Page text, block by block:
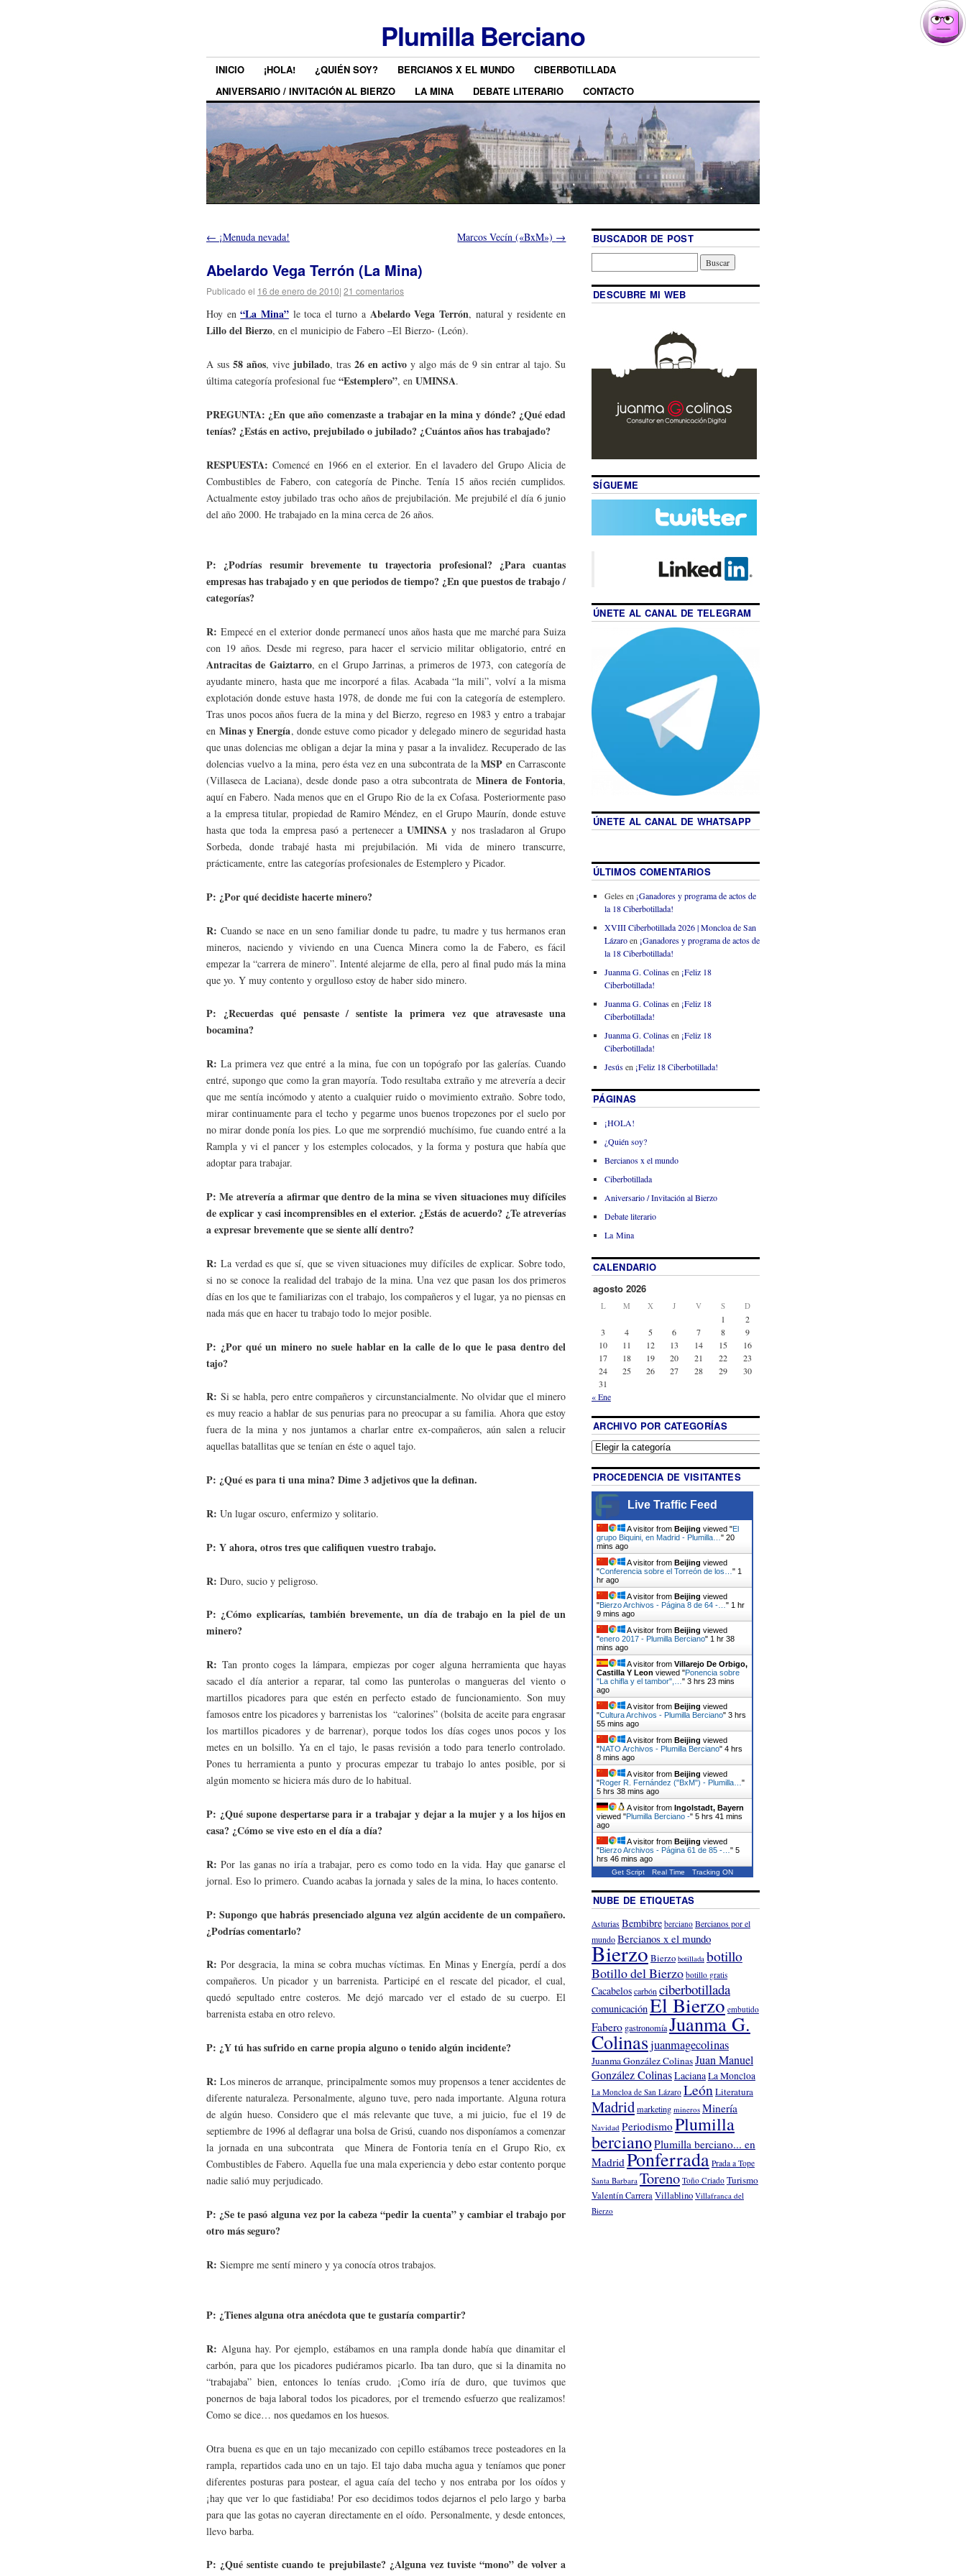
Plumilla Berciano
INICIO ¡HOLA! ¿QUIÉN SOY? BERCIANOS X EL MUNDO
CIBERBOTILLADA
ANIVERSARIO / INVITACIÓN AL BIERZO
LA MINA DEBATE LITERARIO CONTACTO
← ¡Menuda nevada! Marcos Vecín («BxM») →
Abelardo Vega Terrón (La Mina)
Publicado el 16 de enero de 2010| 21 comentarios
Hoy en“La Mina”le toca el turno a Abelardo Vega Terrón, natural y residente en
Lillo del Bierzo, en el municipio de Fabero –El Bierzo- (León).
A sus 58 años, vive jubilado, tras 26 en activoy algo más de 9 sin entrar al tajo. Su
última categoría profesional fue “Estemplero”, en UMINSA.
PREGUNTA: ¿En que año comenzaste a trabajar en la mina y dónde? ¿Qué edad
tenías? ¿Estás en activo, prejubilado o jubilado? ¿Cuántos años has trabajado?
RESPUESTA: Comencé en 1966 en el exterior. En el lavadero del Grupo Alicia de
Combustibles de Fabero, con categoría de Pinche. Tenía 15 años recién cumplidos.
Actualmente estoy jubilado tras ocho años de prejubilación. Me prejubilé el día 6 junio
del año 2000. He trabajado en la mina cerca de 26 años.
P: ¿Podrías resumir brevemente tu trayectoria profesional? ¿Para cuantas
empresas has trabajado y en que periodos de tiempo? ¿En que puestos de trabajo /
categorías?
R: Empecé en el exterior donde permanecí unos años hasta que me marché para Suiza
con 19 años. Desde mi regreso, para hacer el servicio militar obligatorio, entré en
Antracitas de Gaiztarro, en el Grupo Jarrinas, a primeros de 1973, con categoría de
ayudante minero, hasta que me incorporé a filas. Acabada “la mili”, volví a la misma
explotación donde estuve hasta 1978, de donde me fui con la categoría de estemplero.
Tras unos pocos años fuera de la mina y del Bierzo, regreso en 1983 y entro a trabajar
en Minas y Energía, donde estuve como picador y delegado minero de seguridad hasta
que unas dolencias me obligan a dejar la mina y pasar a la invalidez. Recuperado de las
dolencias vuelvo a la mina, pero ésta vez en una subcontrata de laMSP en Carrasconte
(Villaseca de Laciana), desde donde paso a otra subcontrata de Minera de Fontoria,
aquí en Fabero. Nada menos que en el Grupo Rio de la ex Cofasa. Posteriormente paso
a la empresa titular, propiedad de Ramiro Méndez, en el Grupo Maurín, donde estuve
hasta que toda la empresa pasó a pertenecer aUMINSA y nos trasladaron al Grupo
Sorbeda, donde trabajé hasta mi prejubilación. Mi vida de minero transcurre,
prácticamente, entre las categorías profesionales de Estemplero y Picador.
P: ¿Por qué decidiste hacerte minero?
R:Cuando se nace en un seno familiar donde tu padre, tu madre y tus hermanos eran
mineros, naciendo y viviendo en una Cuenca Minera como la de Fabero, es fácil
empezar la “carrera de minero”. Intenté alejarme de ella, pero al final pudo más la mina
que yo. Y muy contento y orgulloso estoy de haber sido minero.
P: ¿Recuerdas qué pensaste / sentiste la primera vez que atravesaste una
bocamina?
R:La primera vez que entré a la mina, fue con un topógrafo por las galerías. Cuando
entré, supongo que como la gran mayoría. Todo resultaba extraño y me atrevería a decir
que me sentía incómodo y atento a cualquier ruido o movimiento extraño. Sobre todo,
mirar continuamente para el techo y pegarme unos buenos tropezones por el suelo por
no mirar donde ponía los pies. Lo que me sorprendió muchísimo, fue cuando entré a la
Rampla y vi el pancer y los estemples colocados, y la forma y postura que había que
adoptar para trabajar.
P: Me atrevería a afirmar que dentro de la mina se viven situaciones muy difíciles
de explicar y casi incomprensibles en el exterior. ¿Estás de acuerdo? ¿Te atreverías
a expresar brevemente que se siente allí dentro?
R: La verdad es que sí, que se viven situaciones muy difíciles de explicar. Sobre todo,
si no se conoce la realidad del trabajo de la mina. Una vez que pasan los dos primeros
días en los que te familiarizas con el trabajo, los compañeros y el lugar, ya no piensas en
nada más que en hacer tu trabajo todo lo mejor posible.
P: ¿Por qué un minero no suele hablar en la calle de lo que le pasa dentro del
tajo?
R: Si se habla, pero entre compañeros y circunstancialmente. No olvidar que el minero
es muy reacio a hablar de sus penurias para no preocupar a su familia. Ahora que estoy
fuera de la mina y nos juntamos a charlar entre ex-compañeros, aún salen a relucir
aquellas batallitas que se tenían en éste o aquel tajo.
P: ¿Qué es para ti una mina? Dime 3 adjetivos que la definan.
R: Un lugar oscuro, enfermizo y solitario.
P: Y ahora, otros tres que califiquen vuestro trabajo.
R: Duro, sucio y peligroso.
P: ¿Cómo explicarías, también brevemente, un día de trabajo en la piel de un
minero?
R: Tan pronto coges la lámpara, empiezas por coger alguna herramienta que hayas
sacado el día anterior a reparar, tal como las punterolas o mangueras del viento o
martillos picadores para que estén en perfecto estado de funcionamiento. Son muy
famosos entre los picadores y barrenistas los “calorines” (bolsita de aceite para engrasar
los martillos picadores y de barrenar), porque todos los días coges unos pocos y los
metes en un bolsillo. Ya en el tajo, le pasas revisión a todo para tenerlo controlado.
Pones tu herramienta a punto y procuras empezar tu trabajo lo antes posible, por si
algún momento se hiciera más duro de lo habitual.
P: ¿Qué supone despertarse para ir a trabajar y dejar a la mujer y a los hijos en
casa? ¿Cómo se vive esto en el día a día?
R: Por las ganas no iría a trabajar, pero es como todo en la vida. Hay que ganarse el
jornal. Eso lo primero. Cuando acabas la jornada y sales de la mina, lo haces contento.
P: Supongo que habrás presenciado alguna vez algún accidente de un compañero.
¿Podrías comentarlo?
R:Por desgracia, la mina se cobra muchas víctimas. En Minas y Energía, perdí a dos
compañeros. Un picador y un barrenista. Participé en el rescate del picador, el cual,
quedó sepultado entre costeros. Me dejó marcado ver el estado de su cuerpo. El
barrenista estaba en otro relevo.
P: ¿Y tú has sufrido en carne propia alguno o tenido algún incidente?
R:Los mineros de arranque, principalmente somos muy propensos a tener accidentes de
diferente naturaleza. Personalmente, alguno tuve, pero nada importante. Alguna rotura
de algún hueso. Considero que el más relevante que tuve, a mi juicio, fue el 19 de
septiembre de 1996 al deflagrar una bolsa de Grisú, cuando nos disponíamos a comenzar
la jornada en una subcontrata que Minera de Fontoria tenía en el Grupo Rio, ex
Combustibles de Fabero. Aquella fue una mala experiencia y debo estar contento porque
nadie salió muy perjudicado.
P: ¿Se te pasó alguna vez por la cabeza “pedir la cuenta” y cambiar el trabajo por
otro más seguro?
R: Siempre me sentí minero y ya conocía otros trabajos.
P: ¿Tienes alguna otra anécdota que te gustaría compartir?
R: Alguna hay. Por ejemplo, estábamos en una rampla donde había que dinamitar el
carbón, para que los picadores pudiéramos picarlo. Iba tan duro, que si la dinamita no
“trabajaba” bien, entonces lo tenías crudo. ¡Como iría de duro, que tuvimos que
ponernos de baja laboral todos los picadores, por el tremendo esfuerzo que realizamos!
Como se dice… nos quedamos en los huesos.
Otra buena es que en un tajo mecanizado con cepillo estábamos trece posteadores en la
rampla, repartidos cada uno en un tajo. El tajo daba mucha agua y teníamos que poner
diferentes posturas para postear, el agua caía del techo y nos entraba por los oídos y
¡hay que ver lo que fastidiaba! Por eso decidimos todos dejarnos el pelo largo y barba
para que las gotas no cayeran directamente en el oído. Personalmente, y desde entonces,
llevo barba.
P: ¿Qué sentiste cuando te prejubilaste? ¿Alguna vez tuviste “mono” de volver a
BUSCADOR DE POST
DESCUBRE MI WEB
SÍGUEME
ÚNETE AL CANAL DE TELEGRAM
ÚNETE AL CANAL DE WHATSAPP
ÚLTIMOS COMENTARIOS
Geles en ¡Ganadores y programa de actos de
la 18 Ciberbotillada!
XVIII Ciberbotillada 2026 | Moncloa de San
Lázaroen ¡Ganadores y programa de actos de
la 18 Ciberbotillada!
Juanma G. Colinasen ¡Feliz 18
Ciberbotillada!
Juanma G. Colinasen ¡Feliz 18
Ciberbotillada!
Juanma G. Colinasen ¡Feliz 18
Ciberbotillada!
Jesúsen ¡Feliz 18 Ciberbotillada!
PÁGINAS
¡HOLA!
¿Quién soy?
Bercianos x el mundo
Ciberbotillada
Aniversario / Invitación al Bierzo
Debate literario
La Mina
CALENDARIO
agosto 2026
L M X J V S D
1
2
3
4 5 6 7 8
9
10
11 12 13 14 15
16
17
18 19 20 21 22
23
24
25 26 27 28 29
30
31
« Ene
ARCHIVO POR CATEGORÍAS
PROCEDENCIA DE VISITANTES
Live Traffic Feed
A visitor from Beijing viewed "El
grupo Biquini, en Madrid - Plumilla… " 20
mins ago
A visitor from Beijing viewed
"Conferencia sobre el Torreón de los… " 1
hr ago
A visitor from Beijing viewed
"Bierzo Archivos - Página 8 de 64 -… " 1 hr
9 mins ago
A visitor from Beijing viewed
"enero 2017 - Plumilla Berciano" 1 hr 38
mins ago
A visitor from Villarejo De Orbigo,
Castilla Y Leon viewed "Ponencia sobre
"La chifla y el tambor",… " 3 hrs 23 mins
ago
A visitor from Beijing viewed
"Cultura Archivos - Plumilla Berciano" 3 hrs
55 mins ago
A visitor from Beijing viewed
"NATO Archivos - Plumilla Berciano" 4 hrs
8 mins ago
A visitor from Beijing viewed
"Roger R. Fernández ("BxM") - Plumilla… "
5 hrs 38 mins ago
A visitor from Ingolstadt, Bayern
viewed "Plumilla Berciano -" 5 hrs 41 mins
ago
A visitor from Beijing viewed
"Bierzo Archivos - Página 61 de 85 -… " 5
hrs 46 mins ago
Get Script Real Time Tracking ON
NUBE DE ETIQUETAS
Asturias Bembibre berciano Bercianos por el
mundoBercianos x el mundo
BierzoBierzo botillada botillo
Botillo del Bierzo botillo gratis
Cacabeloscarbón ciberbotillada
comunicaciónEl Bierzo embutido
Fabero gastronomíaJuanma G.
Colinasjuanmagecolinas
Juanma González ColinasJuan Manuel
González ColinasLacianaLa Moncloa
La Moncloa de San Lázaro LeónLiteratura
Madridmarketing mineros Minería
Navidad PeriodismoPlumilla
bercianoPlumilla berciano... en
MadridPonferrada Prada a Tope
Santa Barbara Toreno Toño Criado Turismo
Valentín CarreraVillablino Villafranca del
Bierzo